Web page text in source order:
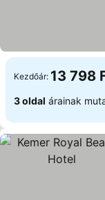
Kezdőár: 13 798
3 oldal árainak